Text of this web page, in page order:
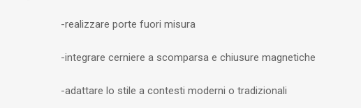
-realizzare porte fuori misura
-integrare cerniere a scomparsa e chiusure magnetiche
-adattare lo stile a contesti moderni o tradizionali